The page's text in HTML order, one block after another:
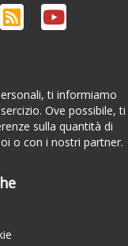
ti informiamo
Ove possibile, ti
sulla quantità di
o con i nostri partner.